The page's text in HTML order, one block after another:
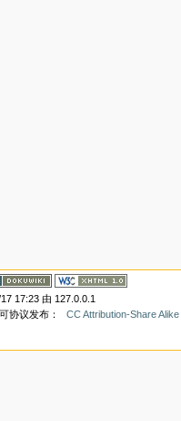
17:23 由 127.0.0.1
协议发布：
CC Attribution-Share